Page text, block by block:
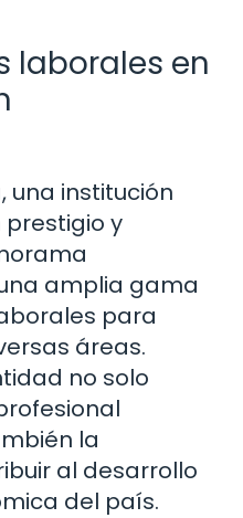
laborales en
una institución
y
amplia gama
para
áreas.
no solo
la
al desarrollo
del país.